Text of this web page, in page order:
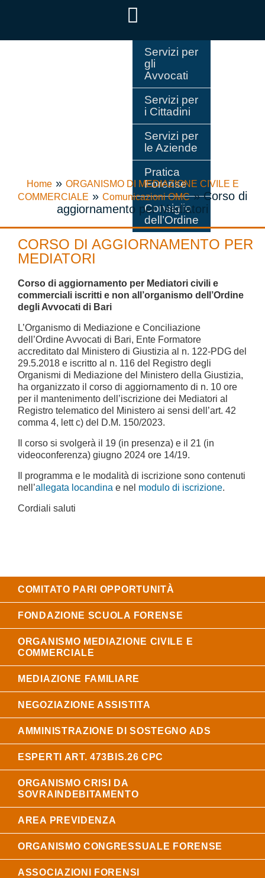
Servizi per
gli
Avvocati
Servizi per
i Cittadini
Servizi per
le Aziende
Pratica
Forense
Consiglio
dell’Ordine
Home» ORGANISMO DI MEDIAZIONE CIVILE E
COMMERCIALE » Comunicazioni OMC»Corso di
aggiornamento per Mediatori
CORSO DI AGGIORNAMENTO PER
MEDIATORI
Corso di aggiornamento per Mediatori civili e
commerciali iscritti e non all’organismo dell’Ordine
degli Avvocati di Bari
L’Organismo di Mediazione e Conciliazione
dell’Ordine Avvocati di Bari, Ente Formatore
accreditato dal Ministero di Giustizia al n. 122-PDG del
29.5.2018 e iscritto al n. 116 del Registro degli
Organismi di Mediazione del Ministero della Giustizia,
ha organizzato il corso di aggiornamento di n. 10 ore
per il mantenimento dell’iscrizione dei Mediatori al
Registro telematico del Ministero ai sensi dell’art. 42
comma 4, lett c) del D.M. 150/2023.
Il corso si svolgerà il 19 (in presenza) e il 21 (in
videoconferenza) giugno 2024 ore 14/19.
Il programma e le modalità di iscrizione sono contenuti
nell’allegata locandina e nel modulo di iscrizione.
Cordiali saluti
COMITATO PARI OPPORTUNITÀ
FONDAZIONE SCUOLA FORENSE
ORGANISMO MEDIAZIONE CIVILE E
COMMERCIALE
MEDIAZIONE FAMILIARE
NEGOZIAZIONE ASSISTITA
AMMINISTRAZIONE DI SOSTEGNO ADS
ESPERTI ART. 473BIS.26 CPC
ORGANISMO CRISI DA
SOVRAINDEBITAMENTO
AREA PREVIDENZA
ORGANISMO CONGRESSUALE FORENSE
ASSOCIAZIONI FORENSI